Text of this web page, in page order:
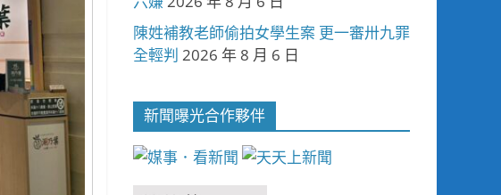
陳姓補教老師偷拍女學生案 更一審卅九罪
全輕判 2026 年 8 月 6 日
新聞曝光合作夥伴